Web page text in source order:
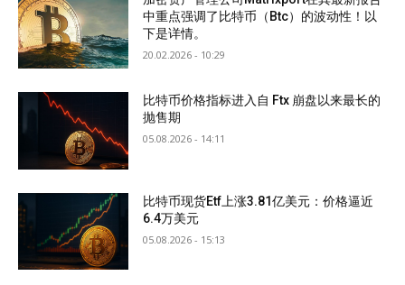
中重点强调了比特币（Btc）的波动性！以
下是详情。
20.02.2026 - 10:29
比特币价格指标进入自 Ftx 崩盘以来最长的
抛售期
05.08.2026 - 14:11
比特币现货Etf上涨3.81亿美元：价格逼近
6.4万美元
05.08.2026 - 15:13